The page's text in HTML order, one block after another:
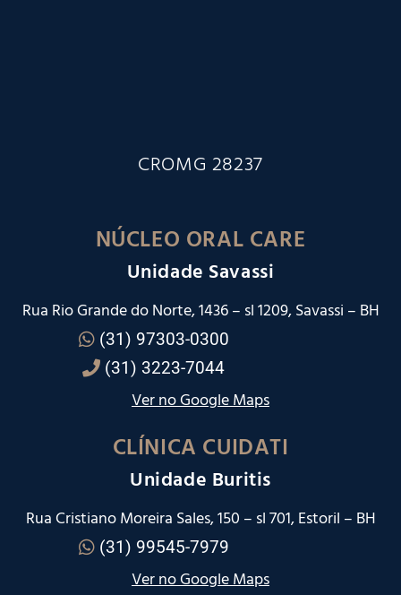
CROMG 28237
NÚCLEO ORAL CARE
Unidade Savassi
Rua Rio Grande do Norte, 1436 – sl 1209, Savassi – BH
(31) 97303-0300
(31) 3223-7044
Ver no Google Maps
CLÍNICA CUIDATI
Unidade Buritis
Rua Cristiano Moreira Sales, 150 – sl 701, Estoril – BH
(31) 99545-7979
Ver no Google Maps